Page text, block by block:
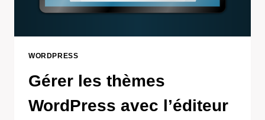
WORDPRESS
Gérer les thèmes
WordPress avec l’éditeur